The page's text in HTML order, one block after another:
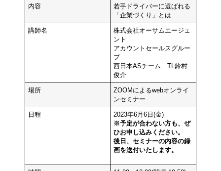
内容
若手ドライバーに選ばれる
「企業づくり」とは
講師名
株式会社オーサムエージェ
ント
アカウントセールスグルー
プ
西日本ASチーム TL鈴村
俊介
場所
ZOOMによるwebオンライ
ンセミナー
日程
2023年6月6日(金)
※予定が合わない方も、ぜ
ひお申し込みください。
後日、セミナーの内容の録
画を送付いたします。